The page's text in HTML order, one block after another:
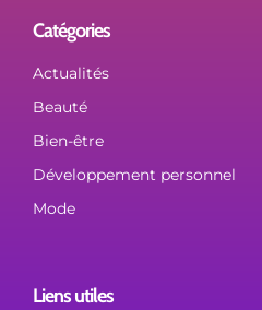
Catégories
Actualités
Beauté
Bien-être
Développement personnel
Mode
Liens utiles